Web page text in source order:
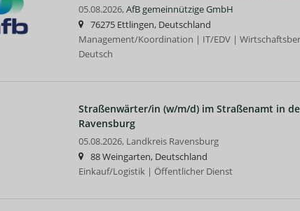
05.08.2026, AfB gemeinnützige GmbH
76275 Ettlingen, Deutschland
Management/Koordination | IT/EDV |
Deutsch
Straßenwärter/in (w/m/d) im Straßenamt in
Ravensburg
05.08.2026, Landkreis Ravensburg
88 Weingarten, Deutschland
Einkauf/Logistik | Öffentlicher Dienst